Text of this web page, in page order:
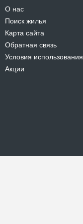
О нас
Поиск жилья
Карта сайта
Обратная связь
Условия использования
Акции